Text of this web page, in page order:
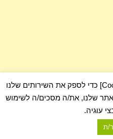
אנו משתמשים בקובצי עוגיה [Cookies] כדי לספק את השירותים שלנו
שלנו, את/ה מסכים/ה לשימוש
עוגיה.
ת